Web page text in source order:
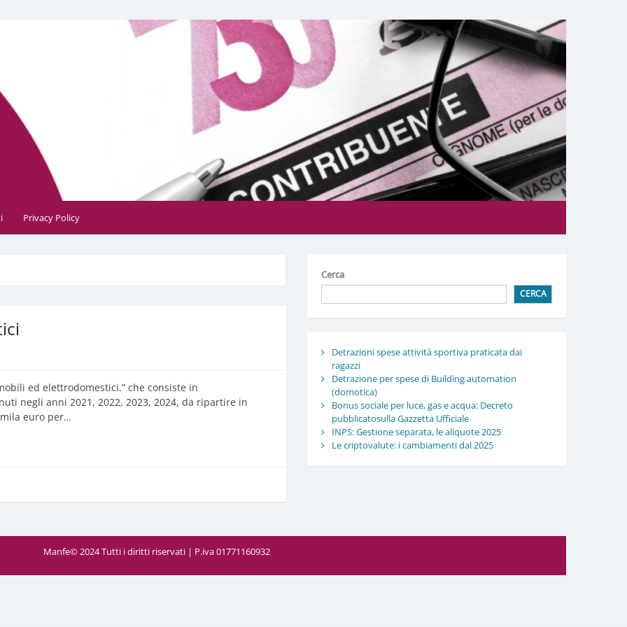
contabile, tributaria e fiscale
Privacy Policy
ed elettrodomestici.” che consiste in
negli anni 2021, 2022, 2023, 2024, da ripartire in
euro per…
Cerca
CERCA
Detrazioni spese attività sportiva praticata dai
ragazzi
Detrazione per spese di Building automation
(domotica)
Bonus sociale per luce, gas e acqua: Decreto
pubblicatosulla Gazzetta Ufficiale
INPS: Gestione separata, le aliquote 2025
Le criptovalute: i cambiamenti dal 2025
Manfe© 2024 Tutti i diritti riservati | P.iva 01771160932